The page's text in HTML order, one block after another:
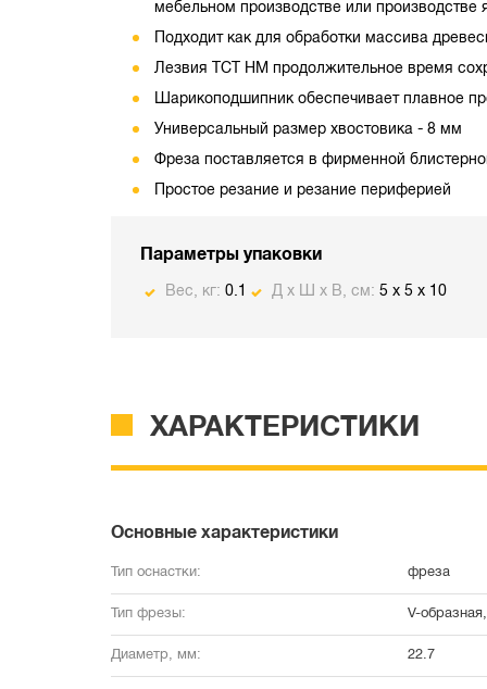
мебельном производстве или производстве
Подходит как для обработки массива
Лезвия TCT HM продолжительное время
Шарикоподшипник обеспечивает плавное
Универсальный размер хвостовика - 8 мм
Фреза поставляется в фирменной
Простое резание и резание периферией
Параметры упаковки
Вес, кг: 0.1 Д х Ш х В, см: 5 x 5 x 10
ХАРАКТЕРИСТИКИ
Основные характеристики
Тип оснастки: фреза
Тип фрезы: V-
Диаметр, мм: 22.7